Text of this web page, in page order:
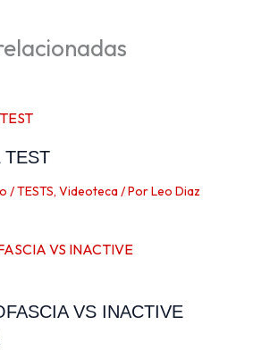
TEST
/TESTS, Videoteca/ PorLeo Diaz
VS INACTIVE